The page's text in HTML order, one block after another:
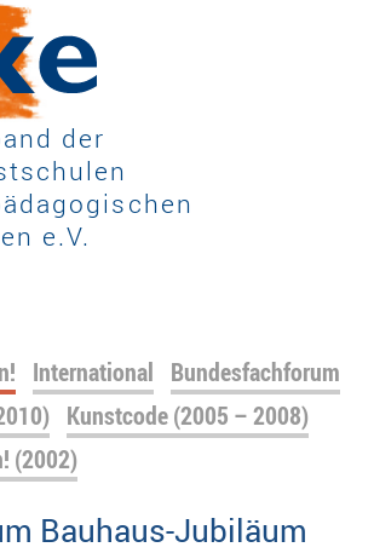
der
e.V.
International Bundesfachforum
Kunstcode (2005 – 2008)
(2002)
Bauhaus-Jubiläum